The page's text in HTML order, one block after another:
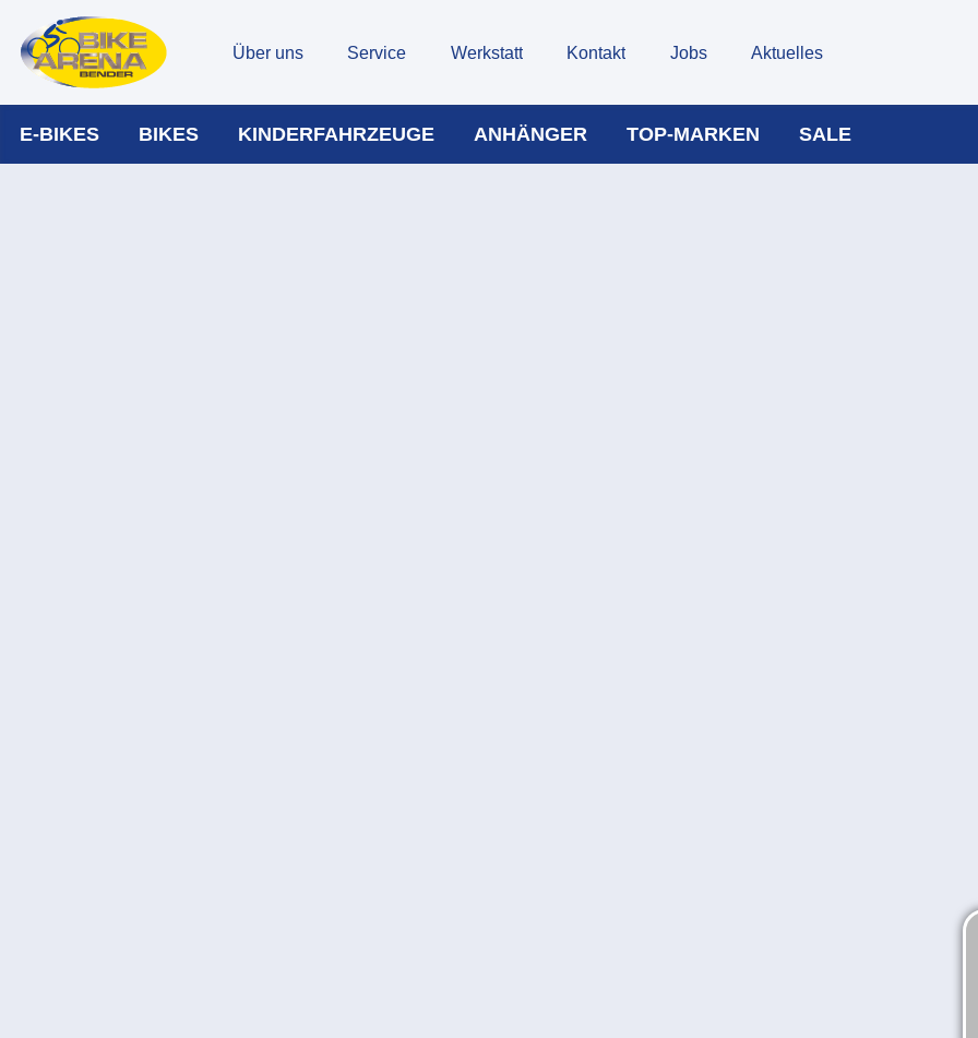
Über uns Service Werkstatt Kontakt Jobs Aktuelles
E-BIKES BIKES KINDERFAHRZEUGE ANHÄNGER TOP-MARKEN SALE